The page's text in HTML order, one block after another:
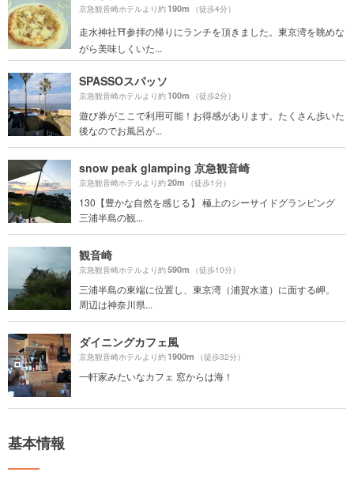
京急観音崎ホテルより約190m （徒歩4分）
走水神社⛩参拝の帰りにランチを頂きました。東京湾を眺めな
がら美味しくいた...
SPASSOスパッソ
京急観音崎ホテルより約100m （徒歩2分）
遊び券がここで利用可能！お得感があります。たくさん歩いた
後なのでお風呂が...
snow peak glamping 京急観音崎
京急観音崎ホテルより約20m （徒歩1分）
130【豊かな自然を感じる】 極上のシーサイドグランピング
三浦半島の観...
観音崎
京急観音崎ホテルより約590m （徒歩10分）
三浦半島の東端に位置し、東京湾（浦賀水道）に面する岬。
周辺は神奈川県...
ダイニングカフェ風
京急観音崎ホテルより約1900m （徒歩32分）
一軒家みたいなカフェ 窓からは海！
基本情報